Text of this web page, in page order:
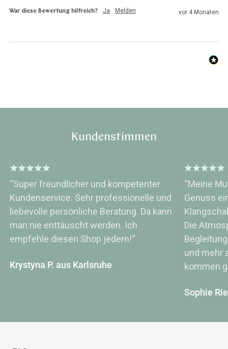
War diese Bewertung hilfreich? Ja Melden vor 4 Monaten
Kundenstimmen
“Super freundlicher und kompetenter
Kundenservice. Sehr professionelle und
liebevolle persönliche Beratung. Da kann
man nie enttäuscht werden. Ich
empfehle diesen Shop jedem!“
Krystyna P. aus Karlsruhe
“Meine
Genuss
Die
und mehr
kommen
Sophie